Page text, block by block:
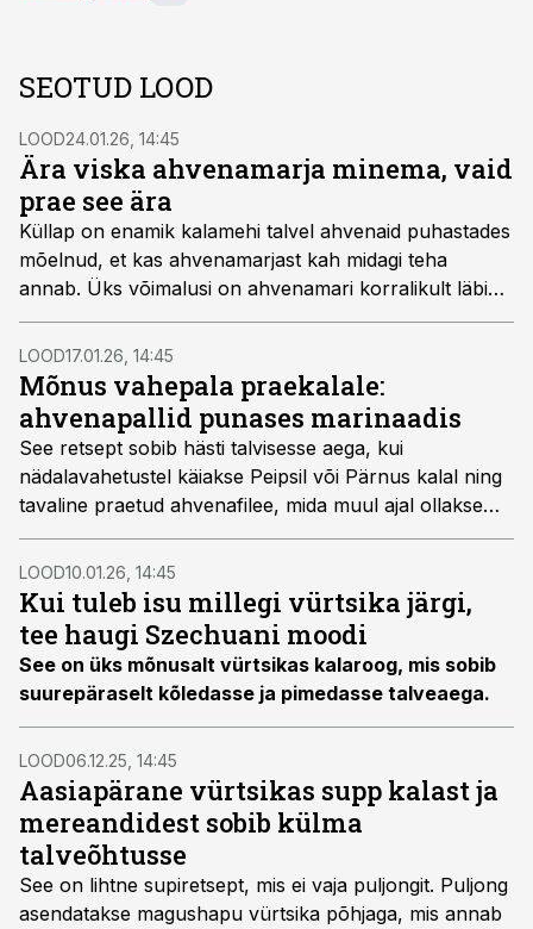
SEOTUD LOOD
LOOD24.01.26, 14:45
Ära viska ahvenamarja minema, vaid
prae see ära
Küllap on enamik kalamehi talvel ahvenaid puhastades
mõelnud, et kas ahvenamarjast kah midagi teha
annab. Üks võimalusi on ahvenamari korralikult läbi
praadida ja serveerida nt hapukoore või mõne
dipikastmega.
LOOD17.01.26, 14:45
Mõnus vahepala praekalale:
ahvenapallid punases marinaadis
See retsept sobib hästi talvisesse aega, kui
nädalavahetustel käiakse Peipsil või Pärnus kalal ning
tavaline praetud ahvenafilee, mida muul ajal ollakse
üldjuhul võimelised lõpmatuseni sööma, on nii teid kui
kõiki teie pereliikmeid surmani ära tüüdanud.
LOOD10.01.26, 14:45
Kui tuleb isu millegi vürtsika järgi,
tee haugi Szechuani moodi
See on üks mõnusalt vürtsikas kalaroog, mis sobib
suurepäraselt kõledasse ja pimedasse talveaega.
LOOD06.12.25, 14:45
Aasiapärane vürtsikas supp kalast ja
mereandidest sobib külma
talveõhtusse
See on lihtne supiretsept, mis ei vaja puljongit. Puljong
asendatakse magushapu vürtsika põhjaga, mis annab